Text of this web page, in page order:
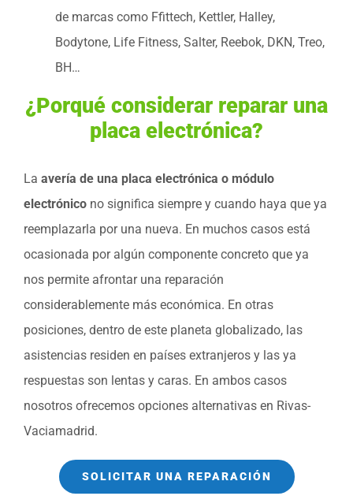
de marcas como Ffittech, Kettler, Halley,
Bodytone, Life Fitness, Salter, Reebok, DKN, Treo,
BH…
¿Porqué considerar reparar una
placa electrónica?
La avería de una placa electrónica o módulo
electrónico no significa siempre y cuando haya que ya
reemplazarla por una nueva. En muchos casos está
ocasionada por algún componente concreto que ya
nos permite afrontar una reparación
considerablemente más económica. En otras
posiciones, dentro de este planeta globalizado, las
asistencias residen en países extranjeros y las ya
respuestas son lentas y caras. En ambos casos
nosotros ofrecemos opciones alternativas en Rivas-
Vaciamadrid.
SOLICITAR UNA REPARACIÓN